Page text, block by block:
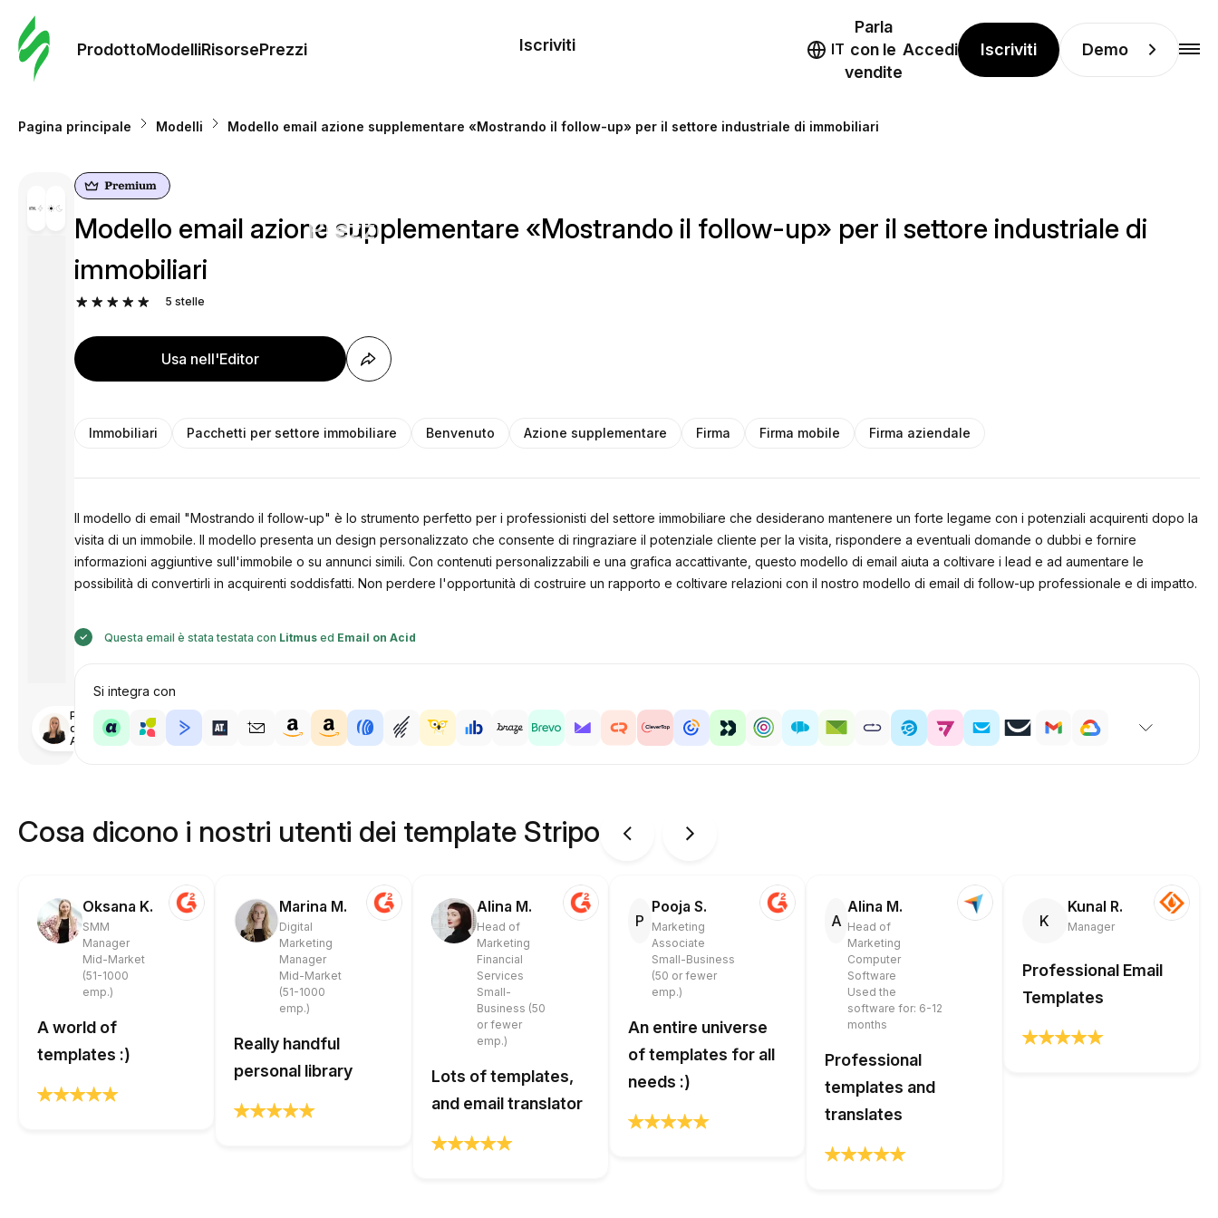
ProdottoModelliRisorsePrezzi
Prezzi
Iscriviti IT
Parla
con le
vendite
Accedi Iscriviti Demo
Pagina principale Modelli Modello email azione supplementare «Mostrando il follow-up» per il settore industriale di immobiliari
Progettato
da
Anastasiia
Modello email azione supplementare «Mostrando il follow-up» per il settore industriale di
immobiliari
5 stelle
Usa nell'Editor
Immobiliari Pacchetti per settore immobiliare Benvenuto Azione supplementare Firma Firma mobile Firma aziendale
Il modello di email "Mostrando il follow-up" è lo strumento perfetto per i professionisti del settore immobiliare che desiderano mantenere un forte legame con i potenziali acquirenti dopo la
visita di un immobile. Il modello presenta un design personalizzato che consente di ringraziare il potenziale cliente per la visita, rispondere a eventuali domande o dubbi e fornire
informazioni aggiuntive sull'immobile o su annunci simili. Con contenuti personalizzabili e una grafica accattivante, questo modello di email aiuta a coltivare i lead e ad aumentare le
possibilità di convertirli in acquirenti soddisfatti. Non perdere l'opportunità di costruire un rapporto e coltivare relazioni con il nostro modello di email di follow-up professionale e di impatto.
Questa email è stata testata con Litmused Email on Acid
Si integra con
Cosa dicono i nostri utenti dei template Stripo
Oksana K.
SMM
Manager
Mid-Market
(51-1000
emp.)
A world of
templates :)
Marina M.
Digital
Marketing
Manager
Mid-Market
(51-1000
emp.)
Really handful
personal library
Alina M.
Head of
Marketing
Financial
Services
Small-
Business (50
or fewer
emp.)
Lots of templates,
and email translator
P
Pooja S.
Marketing
Associate
Small-Business
(50 or fewer
emp.)
An entire universe
of templates for all
needs :)
A
Alina M.
Head of
Marketing
Computer
Software
Used the
software for: 6-12
months
Professional
templates and
translates
K
Kunal R.
Manager
Professional Email
Templates